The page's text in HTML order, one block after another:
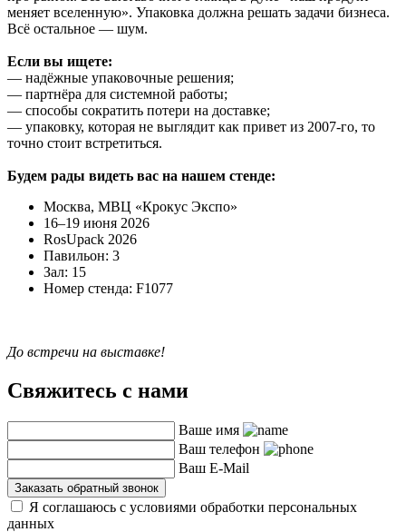
меняет вселенную». Упаковка должна решать задачи бизнеса.
Всё остальное — шум.
Если вы ищете:
— надёжные упаковочные решения;
— партнёра для системной работы;
— способы сократить потери на доставке;
— упаковку, которая не выглядит как привет из 2007-го, то
точно стоит встретиться.
Будем рады видеть вас на нашем стенде:
Москва, МВЦ «Крокус Экспо»
16–19 июня 2026
RosUpack 2026
Павильон: 3
Зал: 15
Номер стенда: F1077
До встречи на выставке!
Свяжитесь с нами
Ваше имя
Ваш телефон
Ваш E-Mail
Заказать обратный звонок
Я соглашаюсь с условиями обработки персональных
данных